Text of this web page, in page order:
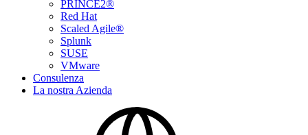
PRINCE2®
Red Hat
Scaled Agile®
Splunk
SUSE
VMware
Consulenza
La nostra Azienda